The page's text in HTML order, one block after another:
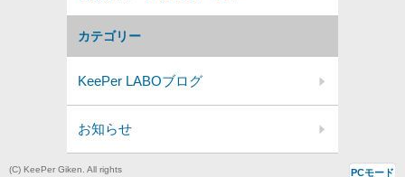
カテゴリー
KeePer LABOブログ
お知らせ
(C) KeePer Giken. All rights PCモード